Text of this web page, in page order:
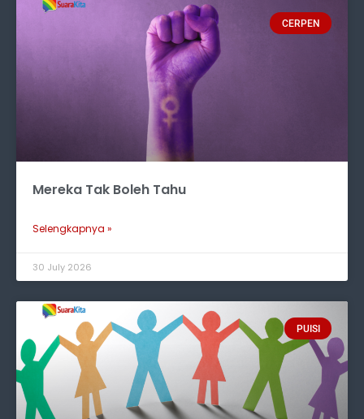
CERPEN
Mereka Tak Boleh Tahu
Selengkapnya »
30 July 2026
PUISI